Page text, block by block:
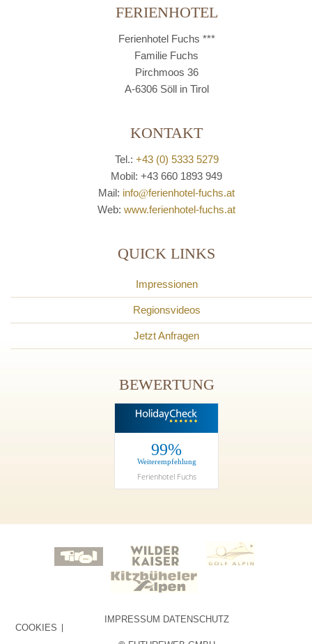
FERIENHOTEL
Ferienhotel Fuchs ***
Familie Fuchs
Pirchmoos 36
A-6306 Söll in Tirol
KONTAKT
Tel.: +43 (0) 5333 5279
Mobil: +43 660 1893 949
Mail: info@ferienhotel-fuchs.at
Web: www.ferienhotel-fuchs.at
QUICK LINKS
Impressionen
Regionsvideos
Jetzt Anfragen
BEWERTUNG
99%
Weiterempfehlung
Ferienhotel Fuchs
IMPRESSUM DATENSCHUTZ
COOKIES